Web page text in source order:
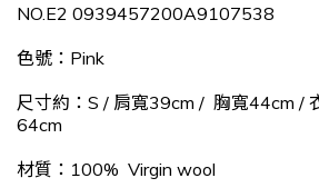
NO.E2 0939457200A9107538
色號： Pink
尺寸約：S / 肩寬39cm / 胸寬44cm /
64cm
材質： 100% Virgin wool